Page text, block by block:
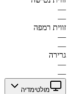
—
—
זווית רמפה
—
—
גרירה
—
—
מולטימדיה